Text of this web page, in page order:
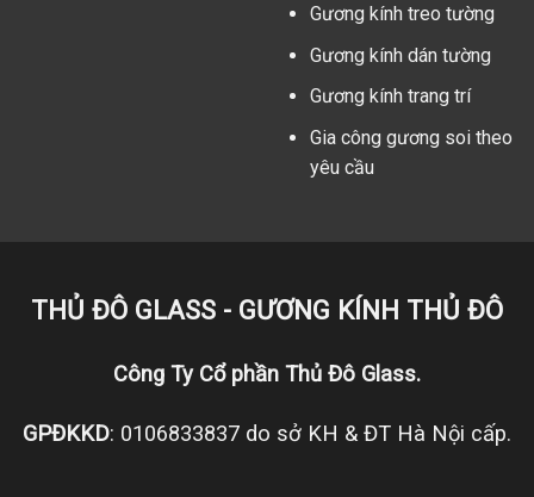
Gương kính treo tường
Gương kính dán tường
Gương kính trang trí
Gia công gương soi theo
yêu cầu
THỦ ĐÔ GLASS - GƯƠNG KÍNH THỦ ĐÔ
Công Ty Cổ phần Thủ Đô Glass.
GPĐKKD: 0106833837 do sở KH & ĐT Hà Nội cấp.